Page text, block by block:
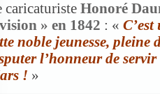
caricaturiste Honoré
» en 1842 : «
noble jeunesse, pleine
l’honneur de
! »